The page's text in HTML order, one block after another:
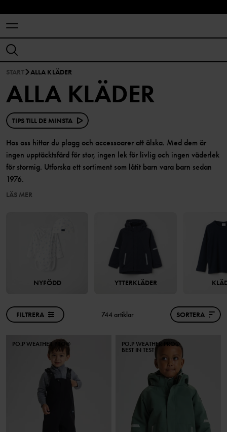
START ALLA KLÄDER
ALLA KLÄDER
TIPS TILL DE MINSTA
Hos oss hittar du plagg och accessoarer att älska. Med dem är
ingen upptäcktsfärd för stor, ingen lek för livlig och ingen väderlek
för stormig. Utforska ett sortiment som låtit barn vara barn sedan
1976.
LÄS MER
NYFÖDD YTTERKLÄDER
FILTRERA 744 artiklar SORTERA
PO.P WEATHER PRO® PO.P WEATHER PRO®
BEST IN TEST